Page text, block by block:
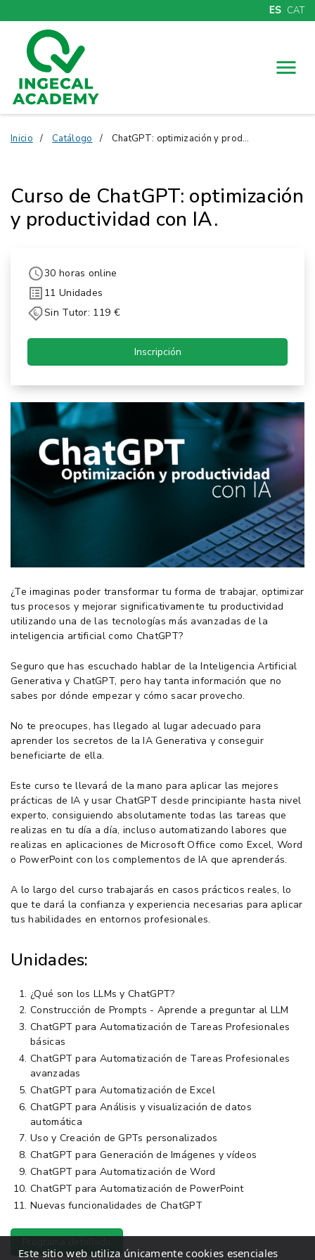
ES CAT
Menú
Inicio Catálogo ChatGPT: optimización y productividad con IA.
Curso de ChatGPT: optimización
y productividad con IA.
30 horas online
11 Unidades
Sin Tutor: 119 €
Inscripción
¿Te imaginas poder transformar tu forma de trabajar, optimizar
tus procesos y mejorar significativamente tu productividad
utilizando una de las tecnologías más avanzadas de la
inteligencia artificial como ChatGPT?
Seguro que has escuchado hablar de la Inteligencia Artificial
Generativa y ChatGPT, pero hay tanta información que no
sabes por dónde empezar y cómo sacar provecho.
No te preocupes, has llegado al lugar adecuado para
aprender los secretos de la IA Generativa y conseguir
beneficiarte de ella.
Este curso te llevará de la mano para aplicar las mejores
prácticas de IA y usar ChatGPT desde principiante hasta nivel
experto, consiguiendo absolutamente todas las tareas que
realizas en tu día a día, incluso automatizando labores que
realizas en aplicaciones de Microsoft Office como Excel, Word
o PowerPoint con los complementos de IA que aprenderás.
A lo largo del curso trabajarás en casos prácticos reales, lo
que te dará la confianza y experiencia necesarias para aplicar
tus habilidades en entornos profesionales.
Unidades:
¿Qué son los LLMs y ChatGPT?
Construcción de Prompts - Aprende a preguntar al LLM
ChatGPT para Automatización de Tareas Profesionales
básicas
ChatGPT para Automatización de Tareas Profesionales
avanzadas
ChatGPT para Automatización de Excel
ChatGPT para Análisis y visualización de datos
automática
Uso y Creación de GPTs personalizados
ChatGPT para Generación de Imágenes y vídeos
ChatGPT para Automatización de Word
ChatGPT para Automatización de PowerPoint
Nuevas funcionalidades de ChatGPT
Este sitio web utiliza únicamente cookies esenciales